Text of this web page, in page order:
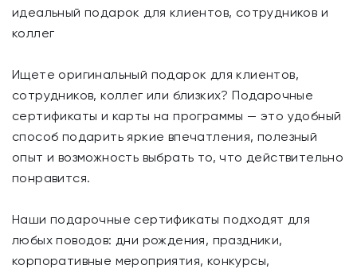
идеальный подарок для клиентов, сотрудников и
коллег
Ищете оригинальный подарок для клиентов,
сотрудников, коллег или близких? Подарочные
сертификаты и карты на программы — это удобный
способ подарить яркие впечатления, полезный
опыт и возможность выбрать то, что действительно
понравится.
Наши подарочные сертификаты подходят для
любых поводов: дни рождения, праздники,
корпоративные мероприятия, конкурсы,